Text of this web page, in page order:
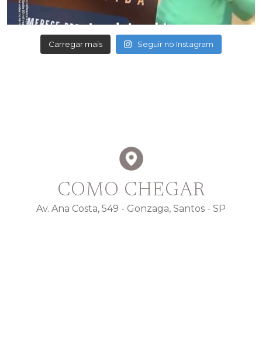
Carregar mais Seguir no Instagram
COMO CHEGAR
Av. Ana Costa, 549 - Gonzaga, Santos - SP